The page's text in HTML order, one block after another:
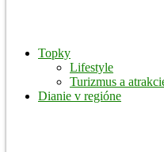
Topky
Lifestyle
Turizmus a
Dianie v regióne